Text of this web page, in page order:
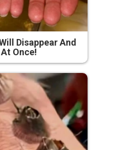
Disappear And
Once!